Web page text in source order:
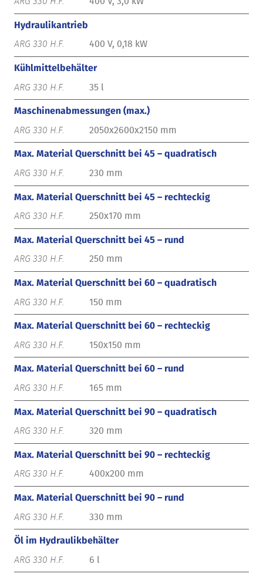
Hydraulikantrieb
400 V, 0,18 kW
Kühlmittelbehälter
35 l
Maschinenabmessungen (max.)
2050x2600x2150 mm
Max. Material Querschnitt bei 45 – quadratisch
230 mm
Max. Material Querschnitt bei 45 – rechteckig
250x170 mm
Max. Material Querschnitt bei 45 – rund
250 mm
Max. Material Querschnitt bei 60 – quadratisch
150 mm
Max. Material Querschnitt bei 60 – rechteckig
150x150 mm
Max. Material Querschnitt bei 60 – rund
165 mm
Max. Material Querschnitt bei 90 – quadratisch
320 mm
Max. Material Querschnitt bei 90 – rechteckig
400x200 mm
Max. Material Querschnitt bei 90 – rund
330 mm
Öl im Hydraulikbehälter
6 l